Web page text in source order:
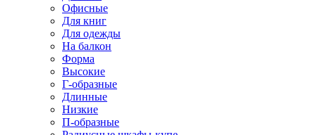
Офисные
Для книг
Для одежды
На балкон
Форма
Высокие
Г-образные
Длинные
Низкие
П-образные